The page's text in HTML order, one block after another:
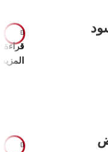
قراءة
المزيد